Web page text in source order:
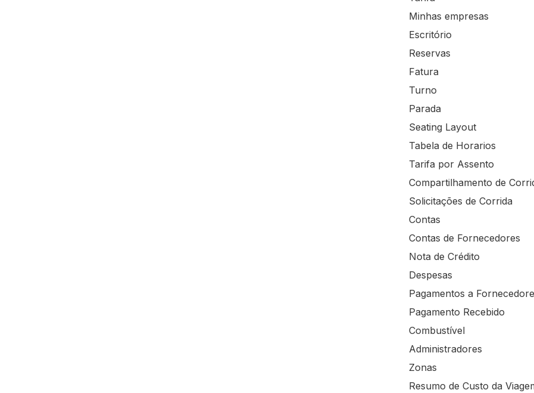
Minhas empresas
Escritório
Reservas
Fatura
Turno
Parada
Seating Layout
Tabela de Horarios
Tarifa por Assento
Compartilhamento de
Solicitações de Corrida
Contas
Contas de Fornecedores
Nota de Crédito
Despesas
Pagamentos a
Pagamento Recebido
Combustível
Administradores
Zonas
Resumo de Custo da